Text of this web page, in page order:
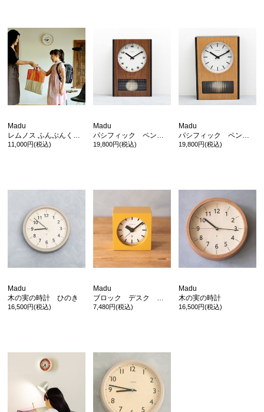
Madu
レムノス ふんぷんくろっく
11,000円(税込)
Madu
パシフィック ペンデュラム クロック ウォールナット
19,800円(税込)
Madu
パシフィック ペンデュラム クロック オーク
19,800円(税込)
Madu
木の実の時計 ひのき
16,500円(税込)
Madu
ブロック デスク クロック
7,480円(税込)
Madu
木の実の時計
16,500円(税込)